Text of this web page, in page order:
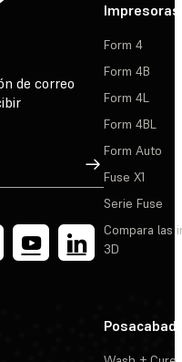
de correo
Suscribirse
Impresoras
Form 4
Form 4B
Form 4L
Form 4BL
Form Auto
Fuse X1
Serie Fuse
Compara las
3D